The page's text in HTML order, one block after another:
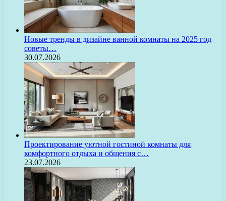
Новые тренды в дизайне ванной комнаты на 2025 год
советы…
30.07.2026
Проектирование уютной гостиной комнаты для
комфортного отдыха и общения с…
23.07.2026